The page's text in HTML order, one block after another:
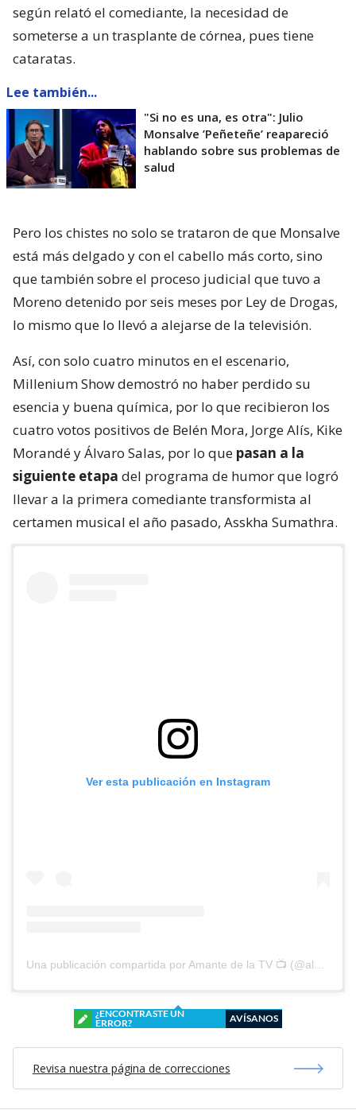
según relató el comediante, la necesidad de
someterse a un trasplante de córnea, pues tiene
cataratas.
Lee también...
"Si no es una, es otra": Julio
Monsalve ’Peñeteñe’ reapareció
hablando sobre sus problemas de
salud
Pero los chistes no solo se trataron de que Monsalve
está más delgado y con el cabello más corto, sino
que también sobre el proceso judicial que tuvo a
Moreno detenido por seis meses por Ley de Drogas,
lo mismo que lo llevó a alejarse de la televisión.
Así, con solo cuatro minutos en el escenario,
Millenium Show demostró no haber perdido su
esencia y buena química, por lo que recibieron los
cuatro votos positivos de Belén Mora, Jorge Alís, Kike
Morandé y Álvaro Salas, por lo que pasan a la
siguiente etapa del programa de humor que logró
llevar a la primera comediante transformista al
certamen musical el año pasado, Asskha Sumathra.
Ver esta publicación en Instagram
Una publicación compartida por Amante de la TV 📺 (@alguien_te_observa)
¿ENCONTRASTE UN
ERROR?
AVÍSANOS
Revisa nuestra página de correcciones